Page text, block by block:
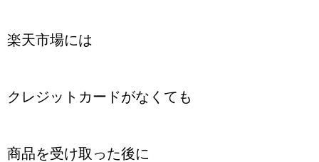
楽天市場には
クレジットカードがなくても
商品を受け取った後に